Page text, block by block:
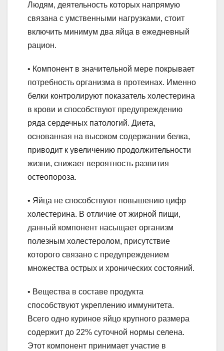
Людям, деятельность которых напрямую
связана с умственными нагрузками, стоит
включить минимум два яйца в ежедневный
рацион.
• Компонент в значительной мере покрывает
потребность организма в протеинах. Именно
белки контролируют показатель холестерина
в крови и способствуют предупреждению
ряда сердечных патологий. Диета,
основанная на высоком содержании белка,
приводит к увеличению продолжительности
жизни, снижает вероятность развития
остеопороза.
• Яйца не способствуют повышению цифр
холестерина. В отличие от жирной пищи,
данный компонент насыщает организм
полезным холестеролом, присутствие
которого связано с предупреждением
множества острых и хронических состояний.
• Вещества в составе продукта
способствуют укреплению иммунитета.
Всего одно куриное яйцо крупного размера
содержит до 22% суточной нормы селена.
Этот компонент принимает участие в